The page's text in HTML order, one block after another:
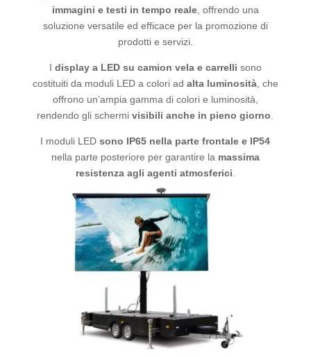
immagini e testi in tempo reale, offrendo una
soluzione versatile ed efficace per la promozione di
prodotti e servizi.
I display a LED su camion vela e carrelli sono
costituiti da moduli LED a colori ad alta luminosità, che
offrono un’ampia gamma di colori e luminosità,
rendendo gli schermivisibili anche in pieno giorno
I moduli LEDsono IP65 nella parte frontale e IP54
nella parte posteriore per garantire la massima
resistenza agli agenti atmosferici